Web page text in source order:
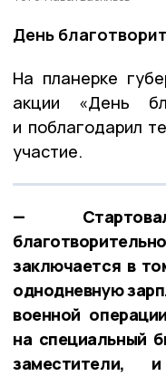
День
На планерке
акции «День
и поблагодарил
участие.
—
заключается в
однодневную
военной
на специальный
заместители,